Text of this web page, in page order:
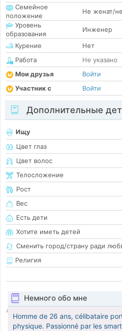
Семейное
положение
Не женат/
Уровень
образования
Инженер
Курение
Нет
Работа
Не указано
Мои друзья
Войти
Участник с
Войти
Дополнительные
Ищу
Цвет глаз
Цвет волос
Телосложение
Рост
Вес
Есть дети
Хотите иметь детей
Сменить город/страну ради
Религия
Немного обо мне
Homme de 26 ans, célibataire
physique. Passionné par les